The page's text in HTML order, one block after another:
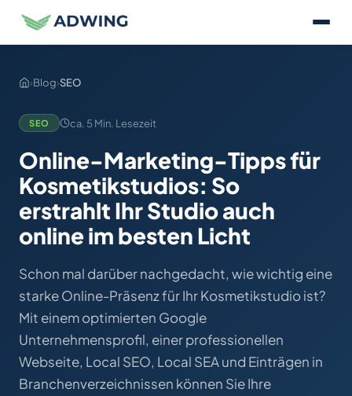
›Blog›SEO
SEO ca. 5 Min. Lesezeit
Online-Marketing-Tipps für
Kosmetikstudios: So
erstrahlt Ihr Studio auch
online im besten Licht
Schon mal darüber nachgedacht, wie wichtig eine
starke Online-Präsenz für Ihr Kosmetikstudio ist?
Mit einem optimierten Google
Unternehmensprofil, einer professionellen
Webseite, Local SEO, Local SEA und Einträgen in
Branchenverzeichnissen können Sie Ihre